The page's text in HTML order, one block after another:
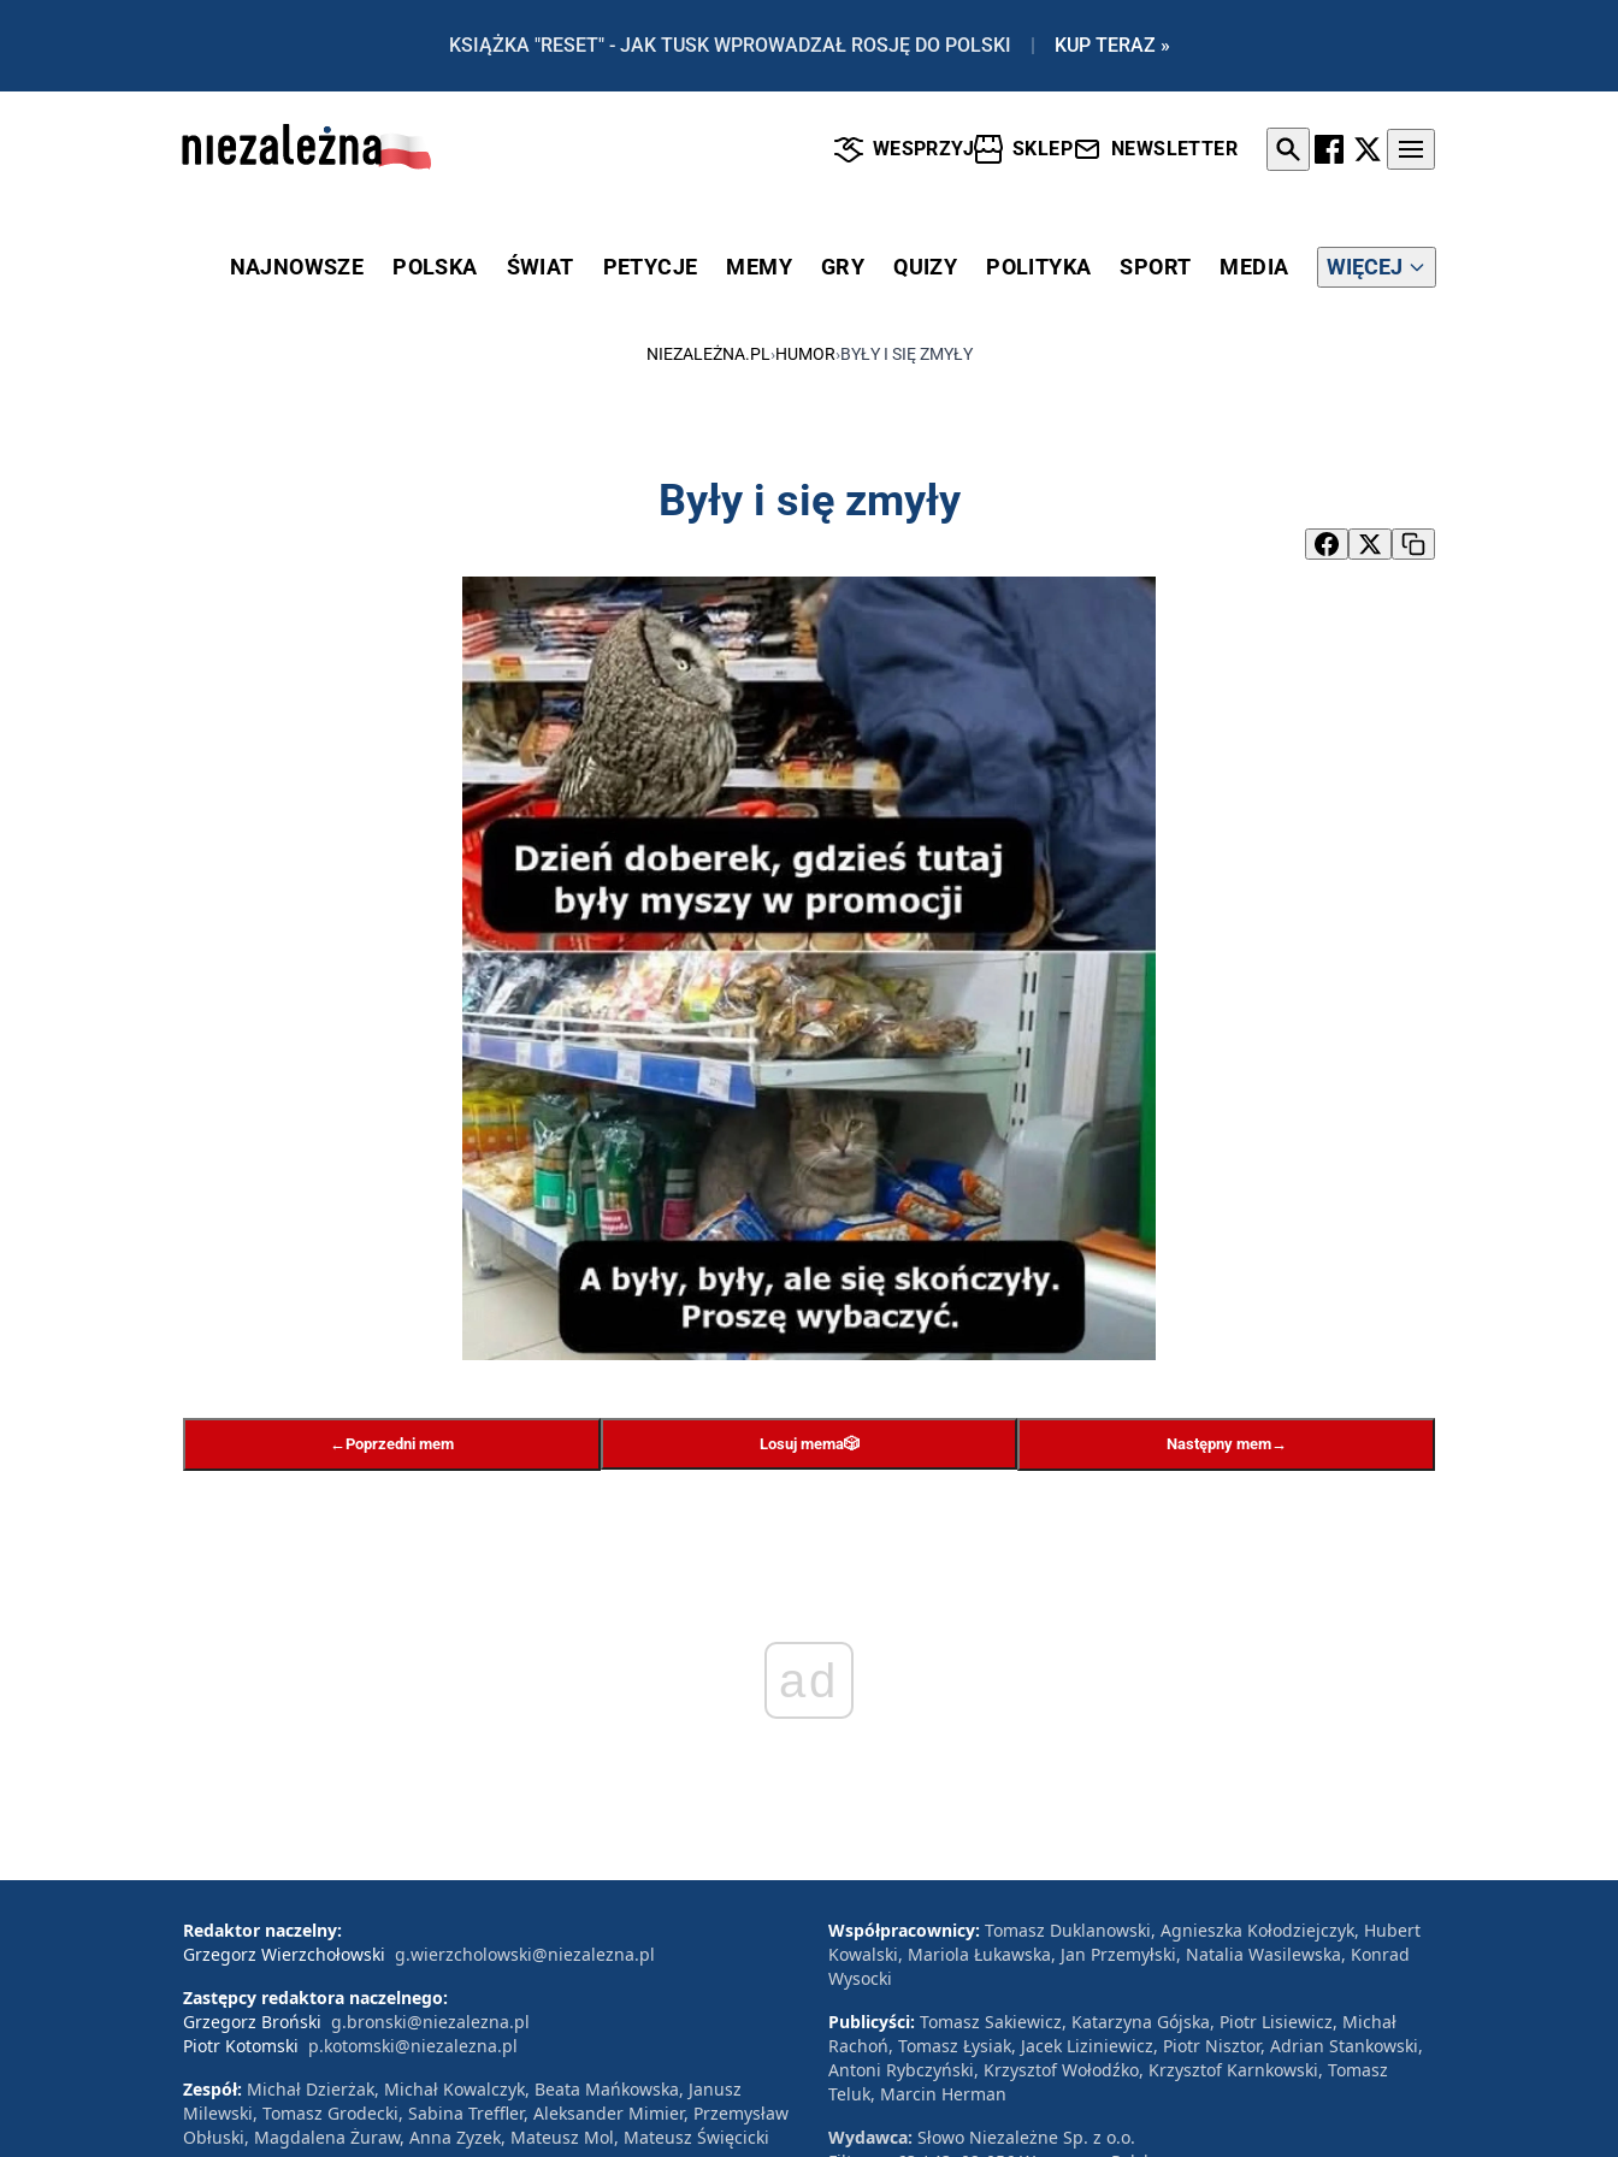
KSIĄŻKA "RESET" - JAK TUSK WPROWADZAŁ ROSJĘ DO POLSKI | KUP TERAZ »
WESPRZYJ SKLEP NEWSLETTER
NAJNOWSZE POLSKA ŚWIAT PETYCJE MEMY GRY QUIZY POLITYKA SPORT MEDIA WIĘCEJ
NIEZALEŻNA.PL ›HUMOR›BYŁY I SIĘ ZMYŁY
Były i się zmyły
←Poprzedni mem Losuj mema🎲 Następny mem→
ad
Redaktor naczelny:
Grzegorz Wierzchołowski g.wierzcholowski@niezalezna.pl
Zastępcy redaktora naczelnego:
Grzegorz Broński g.bronski@niezalezna.pl
Piotr Kotomski p.kotomski@niezalezna.pl
Zespół: Michał Dzierżak, Michał Kowalczyk, Beata Mańkowska, Janusz
Milewski, Tomasz Grodecki, Sabina Treffler, Aleksander Mimier, Przemysław
Obłuski, Magdalena Żuraw, Anna Zyzek, Mateusz Mol, Mateusz Święcicki
Współpracownicy: Tomasz Duklanowski, Agnieszka Kołodziejczyk, Hubert
Kowalski, Mariola Łukawska, Jan Przemyłski, Natalia Wasilewska, Konrad
Wysocki
Publicyści: Tomasz Sakiewicz, Katarzyna Gójska, Piotr Lisiewicz, Michał
Rachoń, Tomasz Łysiak, Jacek Liziniewicz, Piotr Nisztor, Adrian Stankowski,
Antoni Rybczyński, Krzysztof Wołodźko, Krzysztof Karnkowski, Tomasz
Teluk, Marcin Herman
Wydawca: Słowo Niezależne Sp. z o.o.